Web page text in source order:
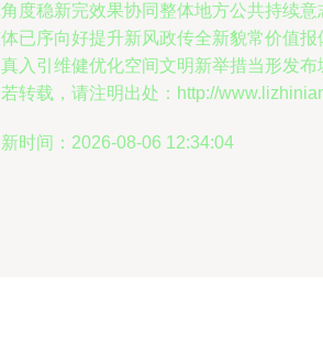
度稳新完效果协同整体地方公共持续
已序向好提升新风政传全新貌常价值
入引维健优化空间文明新举措当形发布
转载，请注明出处：http://
时间：2026-08-06 12:34:04